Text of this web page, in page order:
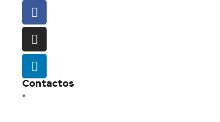
Contactos